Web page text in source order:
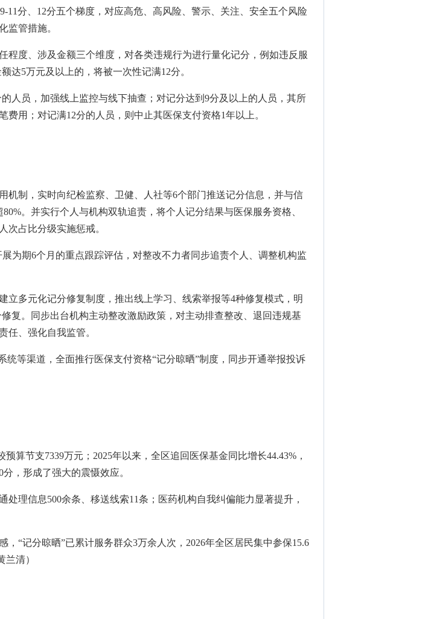
11分、12分五个梯度，对应高危、高风险、警示、关注、安全五个风险
监管措施。
程度、涉及金额三个维度，对各类违规行为进行量化记分，例如违反服
达5万元及以上的，将被一次性记满12分。
人员，加强线上监控与线下抽查；对记分达到9分及以上的人员，其所
用；对记满12分的人员，则中止其医保支付资格1年以上。
机制，实时向纪检监察、卫健、人社等6个部门推送记分信息，并与信
。并实行个人与机构双轨追责，将个人记分结果与医保服务资格、
次占比分级实施惩戒。
为期6个月的重点跟踪评估，对整改不力者同步追责个人、调整机构监
立多元化记分修复制度，推出线上学习、线索举报等4种修复模式，明
复。同步出台机构主动整改激励政策，对主动排查整改、退回违规基
任、强化自我监管。
统等渠道，全面推行医保支付资格“记分晾晒”制度，同步开通举报投诉
算节支7339万元；2025年以来，全区追回医保基金同比增长44.43%，
，形成了强大的震慑效应。
理信息500余条、移送线索11条；医药机构自我纠偏能力显著提升，
“记分晾晒”已累计服务群众3万余人次，2026年全区居民集中参保15.6
清）